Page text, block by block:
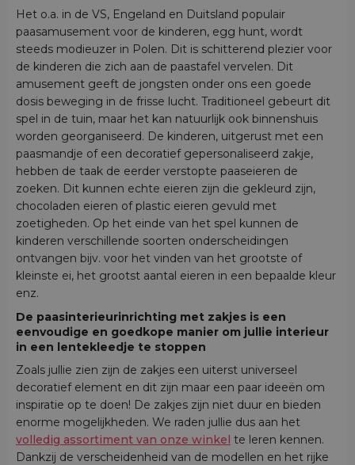
Het o.a. in de VS, Engeland en Duitsland populair
paasamusement voor de kinderen, egg hunt, wordt
steeds modieuzer in Polen. Dit is schitterend plezier voor
de kinderen die zich aan de paastafel vervelen. Dit
amusement geeft de jongsten onder ons een goede
dosis beweging in de frisse lucht. Traditioneel gebeurt dit
spel in de tuin, maar het kan natuurlijk ook binnenshuis
worden georganiseerd. De kinderen, uitgerust met een
paasmandje of een decoratief gepersonaliseerd zakje,
hebben de taak de eerder verstopte paaseieren de
zoeken. Dit kunnen echte eieren zijn die gekleurd zijn,
chocoladen eieren of plastic eieren gevuld met
zoetigheden. Op het einde van het spel kunnen de
kinderen verschillende soorten onderscheidingen
ontvangen bijv. voor het vinden van het grootste of
kleinste ei, het grootst aantal eieren in een bepaalde kleur
enz.
De paasinterieurinrichting met zakjes is een
eenvoudige en goedkope manier om jullie interieur
in een lentekleedje te stoppen
Zoals jullie zien zijn de zakjes een uiterst universeel
decoratief element en dit zijn maar een paar ideeën om
inspiratie op te doen! De zakjes zijn niet duur en bieden
enorme mogelijkheden. We raden jullie dus aan het
volledig assortiment van onze winkel te leren kennen.
Dankzij de verscheidenheid van de modellen en het rijke